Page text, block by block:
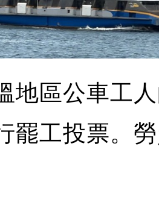
地區公車工
罷工投票。